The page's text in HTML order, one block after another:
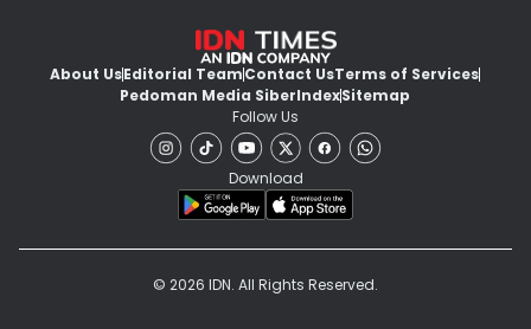
About UsEditorial TeamContact UsTerms of Services
Pedoman Media SiberIndexSitemap
Follow Us
Download
© 2026 IDN. All Rights Reserved.